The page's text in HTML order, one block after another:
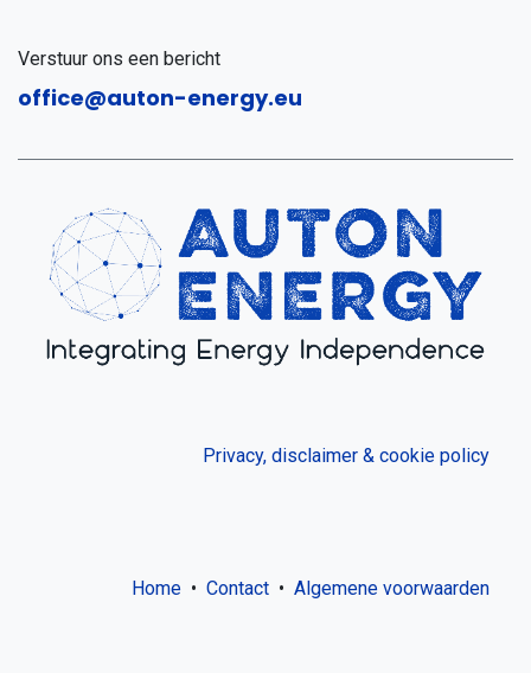
Verstuur ons een bericht
office@auton-energy.eu
Privacy, disclaimer & cookie policy
Home • Contact • Algemene voorwaarden